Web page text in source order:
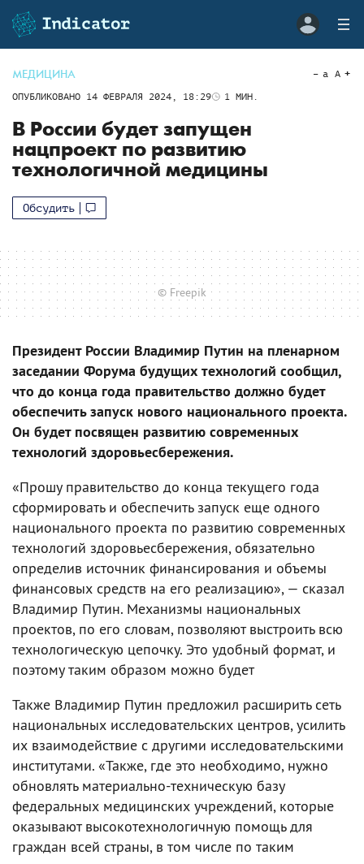
МЕДИЦИНА
ОПУБЛИКОВАНО 14 ФЕВРАЛЯ 2024, 18:29 1 МИН.
a A
В России будет запущен
нацпроект по развитию
технологичной медицины
Обсудить
© Freepik
Президент России Владимир Путин на пленарном
заседании Форума будущих технологий сообщил,
что до конца года правительство должно будет
обеспечить запуск нового национального проекта.
Он будет посвящен развитию современных
технологий здоровьесбережения.
«Прошу правительство до конца текущего года
сформировать и обеспечить запуск еще одного
национального проекта по развитию современных
технологий здоровьесбережения, обязательно
определив источник финансирования и объемы
финансовых средств на его реализацию», — сказал
Владимир Путин. Механизмы национальных
проектов, по его словам, позволяют выстроить всю
технологическую цепочку. Это удобный формат, и
поэтому таким образом можно будет
Также Владимир Путин предложил расширить сеть
национальных исследовательских центров, усилить
их взаимодействие с другими исследовательскими
институтами. «Также, где это необходимо, нужно
обновлять материально-техническую базу
федеральных медицинских учреждений, которые
оказывают высокотехнологичную помощь для
граждан всей страны, в том числе по таким